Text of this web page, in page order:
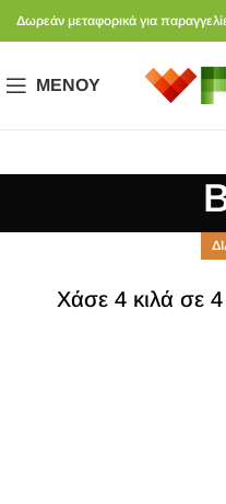
Δωρεάν μεταφορικά για
ΜΕΝΟΎ
Χάσε 4 κιλά σε